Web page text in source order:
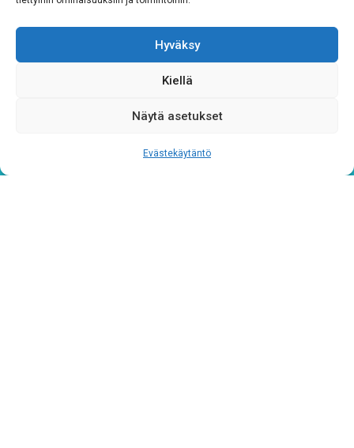
Hyväksy
Kiellä
Näytä asetukset
Evästekäytäntö
Rekisteriseloste *